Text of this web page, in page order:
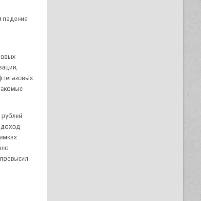
падение
доход